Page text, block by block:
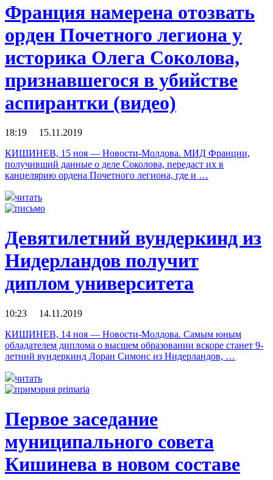
Франция намерена отозвать
орден Почетного легиона у
историка Олега Соколова,
признавшегося в убийстве
аспирантки (видео)
18:19 15.11.2019
КИШИНЕВ, 15 ноя — Новости-Молдова. МИД Франции,
получивший данные о деле Соколова, передаст их в
канцелярию ордена Почетного легиона, где и …
читать
Девятилетний вундеркинд из
Нидерландов получит
диплом университета
10:23 14.11.2019
КИШИНЕВ, 14 ноя — Новости-Молдова. Самым юным
обладателем диплома о высшем образовании вскоре станет 9-
летний вундеркинд Лоран Симонс из Нидерландов, …
читать
Первое заседание
муниципального совета
Кишинева в новом составе